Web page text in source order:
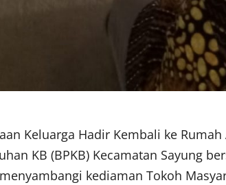
Keluarga Hadir Kembali ke
KB (BPKB) Kecamatan Sayung
kediaman Tokoh